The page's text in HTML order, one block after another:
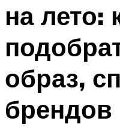
на лето:
образ,
брендов